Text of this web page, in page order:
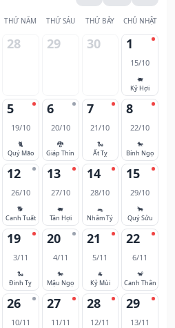
THỨ NĂM THỨ SÁU THỨ BẢY CHỦ NHẬT
28 29 30 1
15/10
🐖
Kỷ Hợi
5
19/10
🐈
Quý Mão
6
20/10
🐉
Giáp Thìn
7
21/10
🐍
Ất Tỵ
8
22/10
🐎
Bính Ngọ
12
26/10
🐕
Canh Tuất
13
27/10
🐖
Tân Hợi
14
28/10
🐀
Nhâm Tý
15
29/10
🐂
Quý Sửu
19
3/11
🐍
Đinh Tỵ
20
4/11
🐎
Mậu Ngọ
21
5/11
🐐
Kỷ Mùi
22
6/11
🐒
Canh Thân
26
10/11
27
11/11
28
12/11
29
13/11